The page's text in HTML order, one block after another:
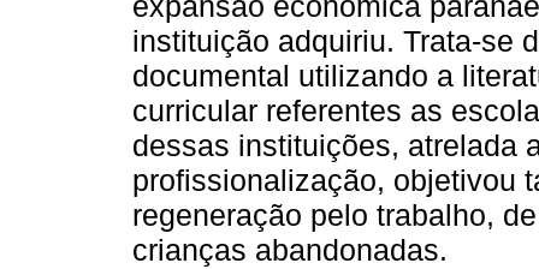
instituição adquiriu. Trata-se
documental utilizando a
curricular referentes as
dessas instituições, atrelada
profissionalização, objetivou
regeneração pelo trabalho,
crianças abandonadas.